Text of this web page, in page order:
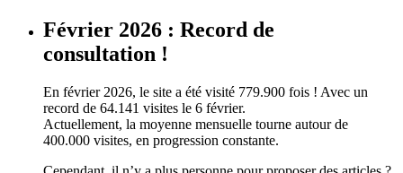
Février 2026 : Record de
consultation !
En février 2026, le site a été visité 779.900 fois ! Avec un
record de 64.141 visites le 6 février.
Actuellement, la moyenne mensuelle tourne autour de
400.000 visites, en progression constante.